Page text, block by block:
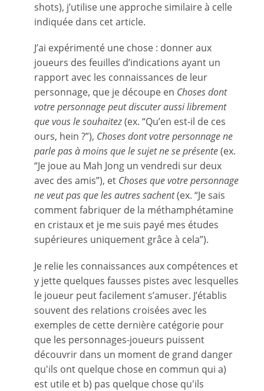
shots), j’utilise une approche similaire à celle
indiquée dans cet article.
J’ai expérimenté une chose : donner aux
joueurs des feuilles d’indications ayant un
rapport avec les connaissances de leur
personnage, que je découpe en Choses dont
votre personnage peut discuter aussi librement
que vous le souhaitez(ex. “Qu’en est-il de ces
ours, hein ?”), Choses dont votre personnage ne
parle pas à moins que le sujet ne se présente(ex.
“Je joue au Mah Jong un vendredi sur deux
avec des amis”), et Choses que votre personnage
ne veut pas que les autres sachent(ex. “Je sais
comment fabriquer de la méthamphétamine
en cristaux et je me suis payé mes études
supérieures uniquement grâce à cela”).
Je relie les connaissances aux compétences et
y jette quelques fausses pistes avec lesquelles
le joueur peut facilement s’amuser. J’établis
souvent des relations croisées avec les
exemples de cette dernière catégorie pour
que les personnages-joueurs puissent
découvrir dans un moment de grand danger
qu'ils ont quelque chose en commun qui a)
est utile et b) pas quelque chose qu'ils